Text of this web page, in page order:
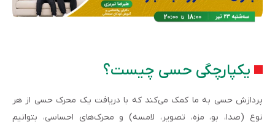
یکپارچگی حسی چیست؟
پردازش حسی به ما کمک می‌کند که با دریافت یک محرک حسی از هر
نوع (صدا، بو، مزه، تصویر، لامسه) و محرک‌های احساسی، بتوانیم